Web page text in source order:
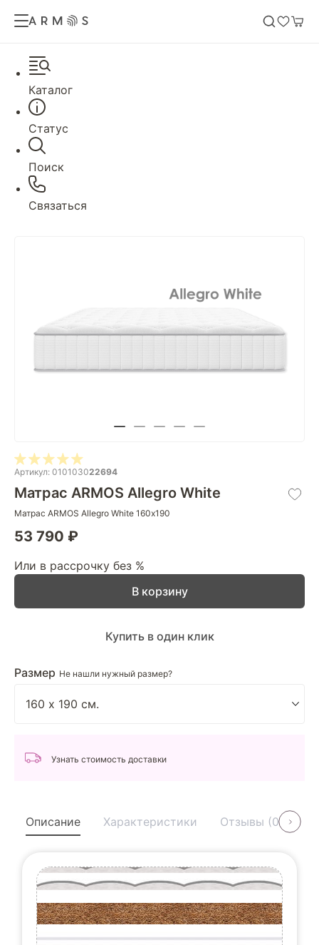
Каталог
Статус
Поиск
Связаться
Артикул: 010103022694
Матрас ARMOS Allegro White
Матрас ARMOS Allegro White 160х190
53 790 ₽
Или в рассрочку без %
Размер Не нашли нужный размер?
В корзину
Купить в один клик
Узнать стоимость доставки
Описание Характеристики Отзывы (0)